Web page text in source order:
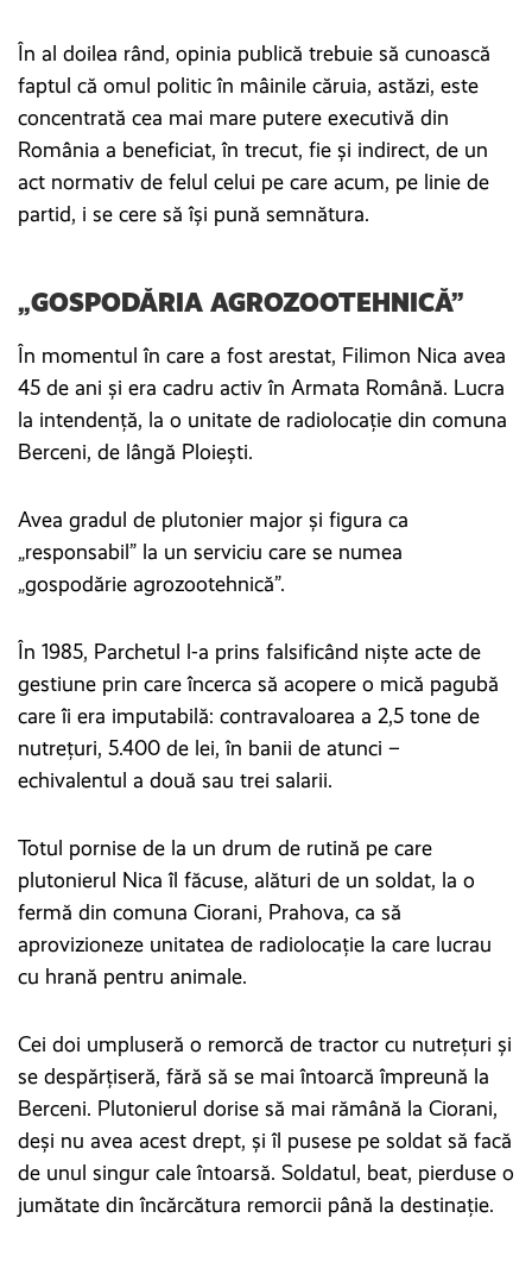
În al doilea rând, opinia publică trebuie să cunoască
faptul că omul politic în mâinile căruia, astăzi, este
concentrată cea mai mare putere executivă din
România a beneficiat, în trecut, fie și indirect, de un
act normativ de felul celui pe care acum, pe linie de
partid, i se cere să își pună semnătura.
„GOSPODĂRIA AGROZOOTEHNICĂ”
În momentul în care a fost arestat, Filimon Nica avea
45 de ani și era cadru activ în Armata Română. Lucra
la intendență, la o unitate de radiolocație din comuna
Berceni, de lângă Ploiești.
Avea gradul de plutonier major și figura ca
„responsabil” la un serviciu care se numea
„gospodărie agrozootehnică”.
În 1985, Parchetul l-a prins falsificând niște acte de
gestiune prin care încerca să acopere o mică pagubă
care îi era imputabilă: contravaloarea a 2,5 tone de
nutrețuri, 5.400 de lei, în banii de atunci –
echivalentul a două sau trei salarii.
Totul pornise de la un drum de rutină pe care
plutonierul Nica îl făcuse, alături de un soldat, la o
fermă din comuna Ciorani, Prahova, ca să
aprovizioneze unitatea de radiolocație la care lucrau
cu hrană pentru animale.
Cei doi umpluseră o remorcă de tractor cu nutrețuri și
se despărțiseră, fără să se mai întoarcă împreună la
Berceni. Plutonierul dorise să mai rămână la Ciorani,
deși nu avea acest drept, și îl pusese pe soldat să facă
de unul singur cale întoarsă. Soldatul, beat, pierduse o
jumătate din încărcătura remorcii până la destinație.